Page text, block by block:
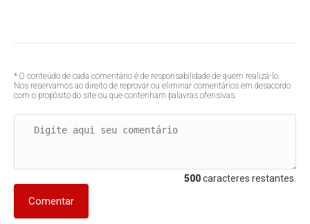
* O conteúdo de cada comentário é de responsabilidade de quem realizá-lo.
Nos reservamos ao direito de reprovar ou eliminar comentários em desacordo
com o propósito do site ou que contenham palavras ofensivas.
500caracteres restantes.
Comentar